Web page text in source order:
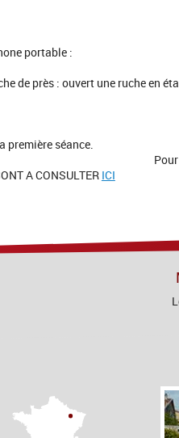
portable :
de près : ouvert une ruche en
première séance.
A CONSULTER ICI